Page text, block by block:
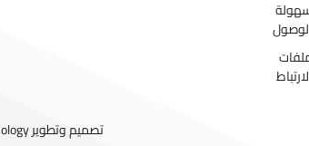
تصميم وتطويرEcho Technology